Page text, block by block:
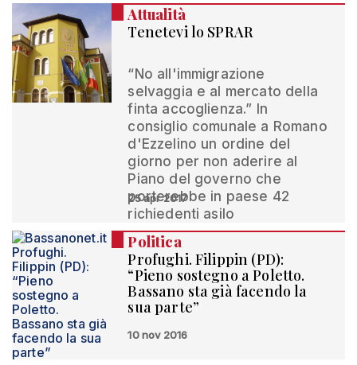
Attualità
Tenetevi lo SPRAR
“No all'immigrazione
selvaggia e al mercato della
finta accoglienza.” In
consiglio comunale a Romano
d'Ezzelino un ordine del
giorno per non aderire al
Piano del governo che
porterebbe in paese 42
richiedenti asilo
25 apr 2017
Politica
Profughi. Filippin (PD):
“Pieno sostegno a Poletto.
Bassano sta già facendo la
sua parte”
10 nov 2016